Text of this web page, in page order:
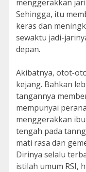
menggerakkan
Sehingga, itu
keras dan
sewaktu jadi-
depan.
Akibatnya, otot-
kejang. Bahkan
tangannya
mempunyai
menggerakkan
tengah pada
mati rasa dan
Dirinya selalu
istilah umum RSI,